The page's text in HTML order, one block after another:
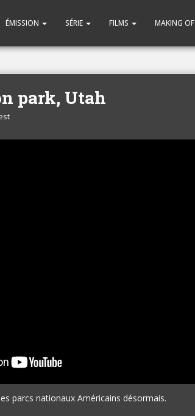
ÉMISSION SÉRIE FILMS MAKING OF
park, Utah
parcs nationaux Américains désormais.